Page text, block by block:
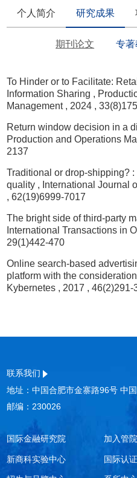
个人简介 研究成果
期刊论文 专
To Hinder or to Facilitate:
Information Sharing ,
Management , 2024 ,
Return window decision in a
Production and Operations
2137
Traditional or drop-shipping?
quality , International Journal
, 62(19)6999-7017
The bright side of third-party
International Transactions in
29(1)442-470
Online search-based
platform with the
Kybernetes , 2017 , 46(2)291-
联系我们
地址：中国合肥市金寨路96号 中
邮编：230026
国际金融研究院
新商科实验中心
加入管院
国际认证